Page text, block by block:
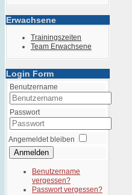
Erwachsene
Trainingszeiten
Team Erwachsene
Login Form
Benutzername
Passwort
Angemeldet bleiben
Anmelden
Benutzername
vergessen?
Passwort vergessen?